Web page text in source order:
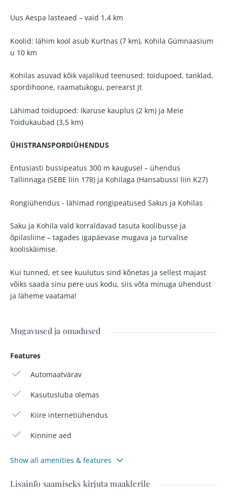
Uus Aespa lasteaed – vaid 1,4 km
Koolid: lähim kool asub Kurtnas (7 km), Kohila Gümnaasium
u 10 km
Kohilas asuvad kõik vajalikud teenused: toidupoed, tanklad,
spordihoone, raamatukogu, perearst jt
Lähimad toidupoed: Ikaruse kauplus (2 km) ja Meie
Toidukaubad (3,5 km)
ÜHISTRANSPORDIÜHENDUS
Entusiasti bussipeatus 300 m kaugusel – ühendus
Tallinnaga (SEBE liin 178) ja Kohilaga (Hansabussi liin K27)
Rongiühendus - lähimad rongipeatused Sakus ja Kohilas
Saku ja Kohila vald korraldavad tasuta koolibusse ja
õpilasliine – tagades igapäevase mugava ja turvalise
kooliskäimise.
Kui tunned, et see kuulutus sind kõnetas ja sellest majast
võiks saada sinu pere uus kodu, siis võta minuga ühendust
ja läheme vaatama!
Mugavused ja omadused
Features
Automaatvärav
Kasutusluba olemas
Kiire internetiühendus
Kinnine aed
Show all amenities & features
Lisainfo saamiseks kirjuta maaklerile